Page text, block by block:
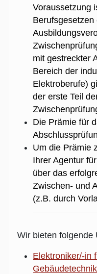
Voraussetzung
Berufsgesetzen
mit gestreckter
Bereich der
Elektroberufe)
der erste Teil
Die Prämie für
Um die Prämie
Ihrer Agentur
über das
Zwischen- und
(z.B. durch
Wir bieten folgende
Elektroniker/-in
Gebäudetechnik